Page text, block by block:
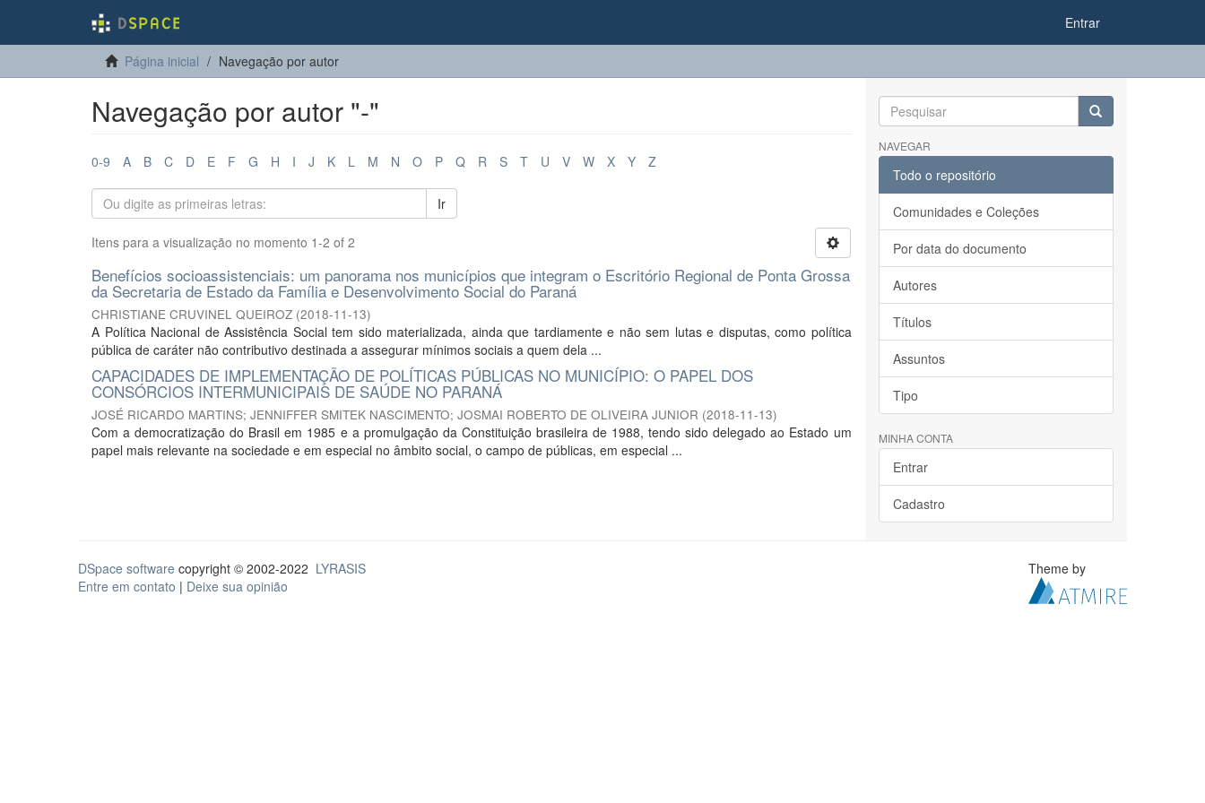
Entrar
Página inicial Navegação por autor
Navegação por autor "-"
0-9 A B C D E F G H I J K L M N O P Q R S T U V W X Y Z
Ir
Itens para a visualização no momento 1-2 of 2
Benefícios socioassistenciais: um panorama nos municípios que integram o Escritório Regional de Ponta Grossa
da Secretaria de Estado da Família e Desenvolvimento Social do Paraná
CHRISTIANE CRUVINEL QUEIROZ (2018-11-13)
A Política Nacional de Assistência Social tem sido materializada, ainda que tardiamente e não sem lutas e disputas, como política
pública de caráter não contributivo destinada a assegurar mínimos sociais a quem dela ...
CAPACIDADES DE IMPLEMENTAÇÃO DE POLÍTICAS PÚBLICAS NO MUNICÍPIO: O PAPEL DOS
CONSÓRCIOS INTERMUNICIPAIS DE SAÚDE NO PARANÁ
JOSÉ RICARDO MARTINS; JENNIFFER SMITEK NASCIMENTO; JOSMAI ROBERTO DE OLIVEIRA JUNIOR (2018-11-13)
Com a democratização do Brasil em 1985 e a promulgação da Constituição brasileira de 1988, tendo sido delegado ao Estado um
papel mais relevante na sociedade e em especial no âmbito social, o campo de públicas, em especial ...
NAVEGAR
Todo o repositório
Comunidades e Coleções
Por data do documento
Autores
Títulos
Assuntos
Tipo
MINHA CONTA
Entrar
Cadastro
DSpace software copyright © 2002-2022 LYRASIS
Entre em contato | Deixe sua opinião
Theme by